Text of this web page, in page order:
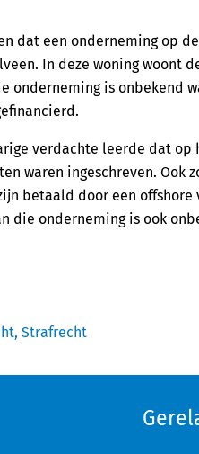
dat een onderneming op
In deze woning woont
onderneming is onbekend
verdachte leerde dat op
waren ingeschreven. Ook
betaald door een offshore
die onderneming is ook
Strafrecht